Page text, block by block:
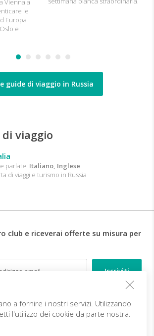
Vienna a
le
Europa
e
guide di viaggio in Russia
viaggio
parlate: Italiano, Inglese
di viaggi e turismo in Russia
club e riceverai offerte su misura per
a fornire i nostri servizi. Utilizzando
l'utilizzo dei cookie da parte nostra.